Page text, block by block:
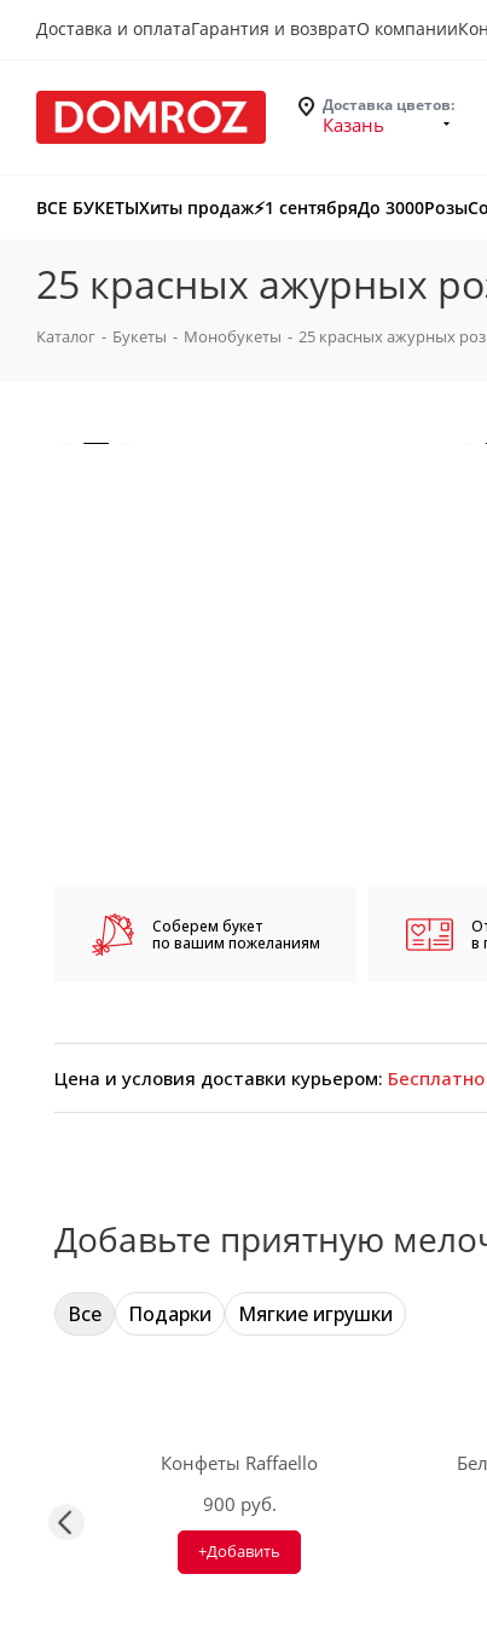
Доставка и оплатаГарантия и возвратО компании
Доставка цветов:
Казань
ВСЕ БУКЕТЫХиты продаж⚡️1 сентябряДо 3000Розы
25 красных ажурных
Каталог - Букеты - Монобукеты - 25 красных ажурных
Соберем букет
по вашим пожеланиям
в
Цена и условия доставки курьером:
Добавьте приятную
Все Подарки Мягкие игрушки
Конфеты Raffaello
900 руб.
+Добавить